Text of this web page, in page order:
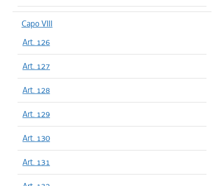
Capo VIII
Art. 126
Art. 127
Art. 128
Art. 129
Art. 130
Art. 131